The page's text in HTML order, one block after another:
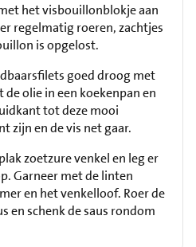
het visbouillonblokje aan
regelmatig roeren, zachtjes
is opgelost.
goed droog met
olie in een koekenpan en
tot deze mooi
zijn en de vis net gaar.
zoetzure venkel en leg er
Garneer met de linten
en het venkelloof. Roer de
en schenk de saus rondom